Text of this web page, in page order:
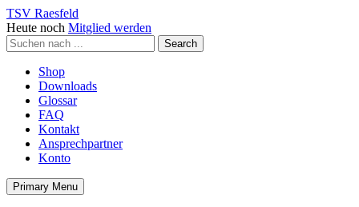
TSV Raesfeld
Heute noch Mitglied werden
Shop
Downloads
Glossar
FAQ
Kontakt
Ansprechpartner
Konto
Primary Menu